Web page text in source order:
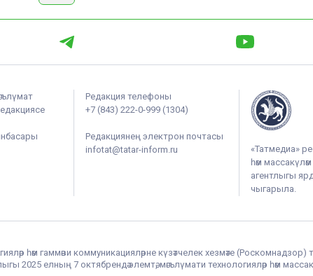
Редакция телефоны
+7 (843) 222-0-999 (1304)
Редакциянең электрон почтасы
infotat@tatar-inform.ru
«Татмедиа»
һәм
агентлыгы
чыгарыла.
һәм гаммәви коммуникацияләрне күзәтчелек хезмәте
елның 7 октябрендә элемтә, мәгълүмати технологияләр һәм